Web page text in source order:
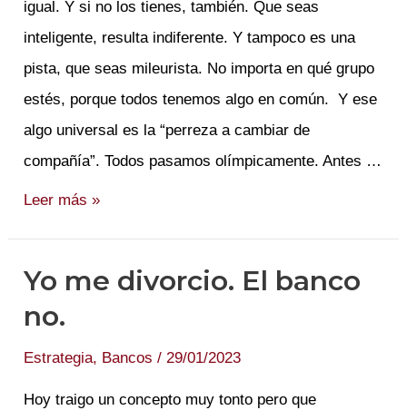
igual. Y si no los tienes, también. Que seas
inteligente, resulta indiferente. Y tampoco es una
pista, que seas mileurista. No importa en qué grupo
estés, porque todos tenemos algo en común. Y ese
algo universal es la “perreza a cambiar de
compañía”. Todos pasamos olímpicamente. Antes …
Soy
el
momento.
Leer más »
Yo me divorcio. El banco
no.
Estrategia, Bancos / 29/01/2023
Hoy traigo un concepto muy tonto pero que